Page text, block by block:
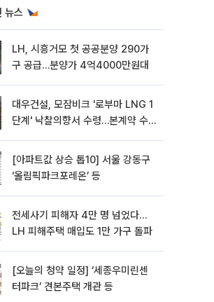
뉴스
LH, 시흥거모 첫 공공분양 290가
구 공급…분양가 4억4000만원대
대우건설, 모잠비크 '로부마 LNG 1
단계' 낙찰의향서 수령…본계약 수
[아파트값 상승 톱10] 서울 강동구
‘올림픽파크포레온’ 등
전세사기 피해자 4만 명 넘었다…
LH 피해주택 매입도 1만 가구 돌파
[오늘의 청약 일정] ‘세종우미린센
터파크’ 견본주택 개관 등